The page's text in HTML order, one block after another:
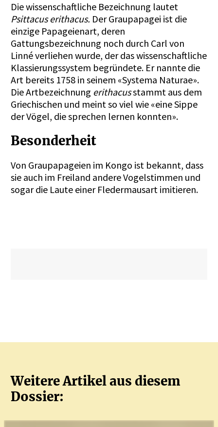
Die wissenschaftliche Bezeichnung lautet
Psittacus erithacus. Der Graupapagei ist die
einzige Papageienart, deren
Gattungsbezeichnung noch durch Carl von
Linné verliehen wurde, der das wissenschaftliche
Klassierungssystem begründete. Er nannte die
Art bereits 1758 in seinem «Systema Naturae».
Die Artbezeichnung erithacusstammt aus dem
Griechischen und meint so viel wie «eine Sippe
der Vögel, die sprechen lernen konnten».
Besonderheit
Von Graupapageien im Kongo ist bekannt, dass
sie auch im Freiland andere Vogelstimmen und
sogar die Laute einer Fledermausart imitieren.
Weitere Artikel aus diesem
Dossier: